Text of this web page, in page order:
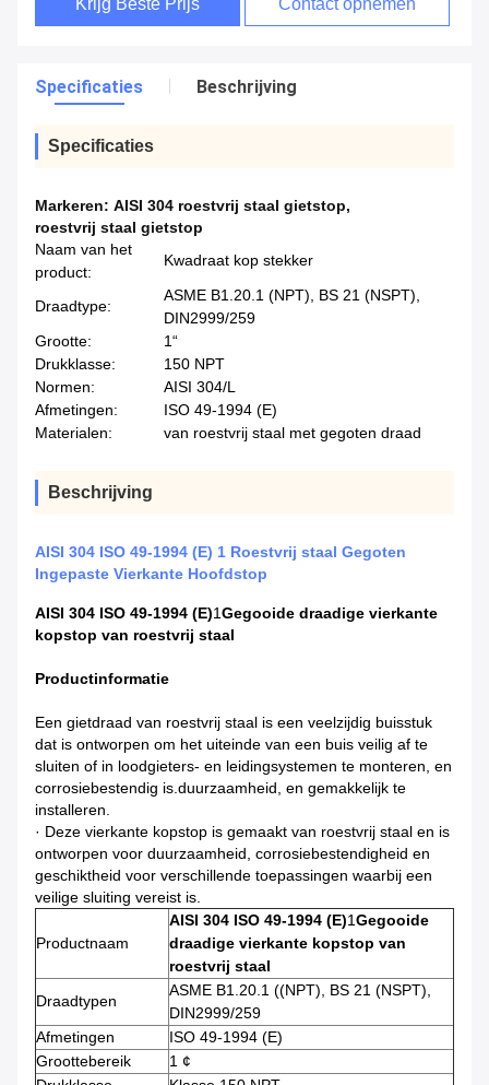
Krijg Beste Prijs Contact opnemen
Specificaties Beschrijving
Specificaties
Markeren: AISI 304 roestvrij staal gietstop,
roestvrij staal gietstop
Naam van het
product:
Kwadraat kop stekker
Draadtype:
ASME B1.20.1 (NPT), BS 21 (NSPT),
DIN2999/259
Grootte:
1“
Drukklasse:
150 NPT
Normen:
AISI 304/L
Afmetingen:
ISO 49-1994 (E)
Materialen:
van roestvrij staal met gegoten draad
Beschrijving
AISI 304 ISO 49-1994 (E) 1 Roestvrij staal Gegoten
Ingepaste Vierkante Hoofdstop
AISI 304 ISO 49-1994 (E)1Gegooide draadige vierkante
kopstop van roestvrij staal
Productinformatie
Een gietdraad van roestvrij staal is een veelzijdig buisstuk
dat is ontworpen om het uiteinde van een buis veilig af te
sluiten of in loodgieters- en leidingsystemen te monteren, en
corrosiebestendig is.duurzaamheid, en gemakkelijk te
installeren.
· Deze vierkante kopstop is gemaakt van roestvrij staal en is
ontworpen voor duurzaamheid, corrosiebestendigheid en
geschiktheid voor verschillende toepassingen waarbij een
veilige sluiting vereist is.
Productnaam
AISI 304 ISO 49-1994 (E)1Gegooide
draadige vierkante kopstop van
roestvrij staal
Draadtypen
ASME B1.20.1 ((NPT), BS 21 (NSPT),
DIN2999/259
Afmetingen
ISO 49-1994 (E)
Groottebereik
1 ¢